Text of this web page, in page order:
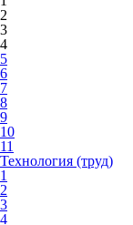
2
3
4
5
6
7
8
9
10
11
Технология (труд)
1
2
3
4